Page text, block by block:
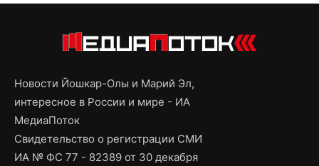
Новости Йошкар-Олы и Марий Эл,
интересное в России и мире - ИА
МедиаПоток
Свидетельство о регистрации СМИ
ИА № ФС 77 - 82389 от 30 декабря